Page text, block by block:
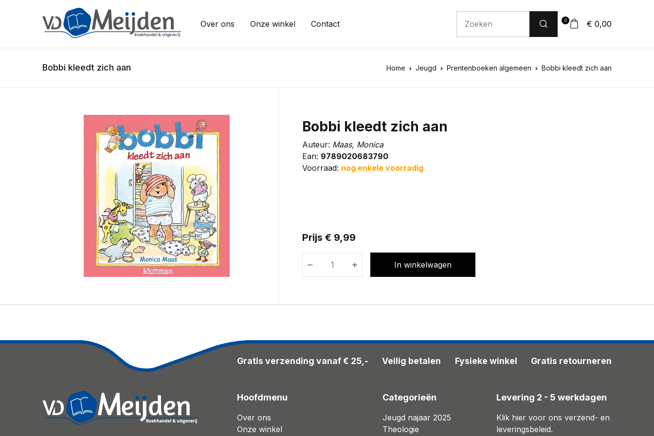
Over ons Onze winkel Contact 0 € 0,00
Bobbi kleedt zich aan Home Jeugd Prentenboeken algemeen Bobbi kleedt zich aan
Bobbi kleedt zich aan
Auteur: Maas, Monica
Ean: 9789020683790
Voorraad: nog enkele voorradig
Prijs € 9,99
In winkelwagen
Gratis verzending vanaf € 25,- Veilig betalen Fysieke winkel Gratis retourneren
Hoofdmenu
Over ons
Onze winkel
Categorieën
Jeugd najaar 2025
Theologie
Levering 2 - 5 werkdagen
Klik hier voor ons verzend- en
leveringsbeleid.